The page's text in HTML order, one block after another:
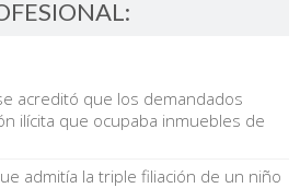
acreditó que los demandados
ilícita que ocupaba inmuebles de
admitía la triple filiación de un niño